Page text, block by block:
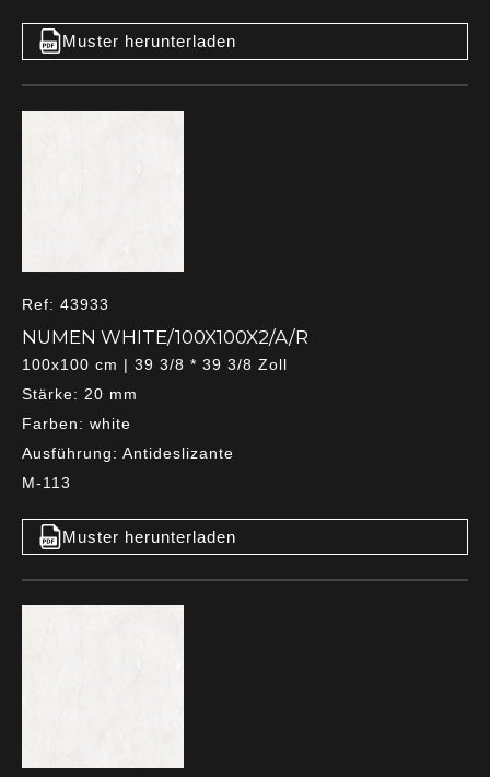
Muster herunterladen
Ref: 43933
NUMEN WHITE/100X100X2/A/R
100x100 cm | 39 3/8 * 39 3/8 Zoll
Stärke: 20 mm
Farben: white
Ausführung: Antideslizante
M-113
Muster herunterladen